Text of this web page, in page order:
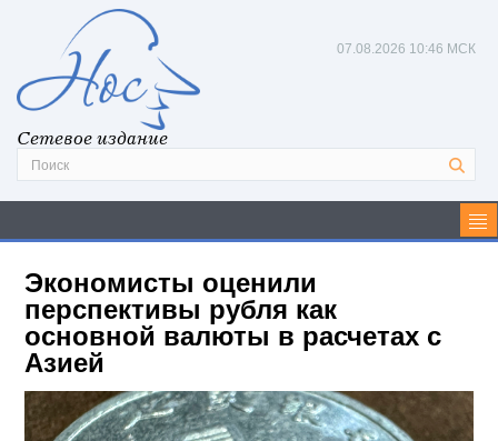
Сетевое издание
07.08.2026 10:46 МСК
Экономисты оценили
перспективы рубля как
основной валюты в расчетах с
Азией